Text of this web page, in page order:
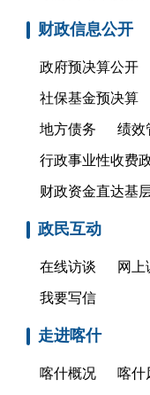
财政信息公开
政府预决算公开
社保基金预决算
地方债务 绩效
行政事业性收费
财政资金直达基
政民互动
在线访谈 网上
我要写信
走进喀什
喀什概况 喀什